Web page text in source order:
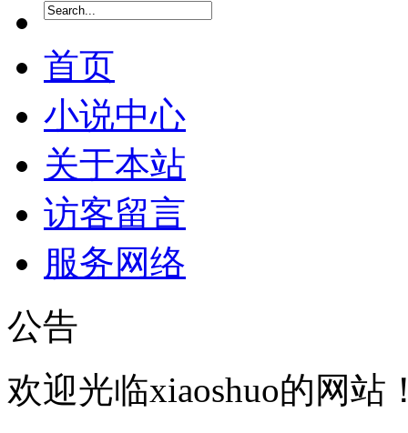
首页
小说中心
关于本站
访客留言
服务网络
公告
欢迎光临xiaoshuo的网站